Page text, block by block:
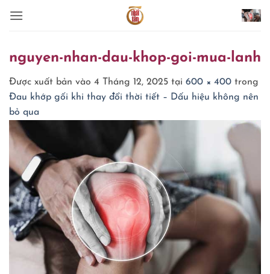
qua
nguyen-nhan-dau-khop-goi-mua-lanh
Được xuất bản vào 4 Tháng 12, 2025 tại 600 × 400 trong
Đau khớp gối khi thay đổi thời tiết – Dấu hiệu không nên
bỏ qua